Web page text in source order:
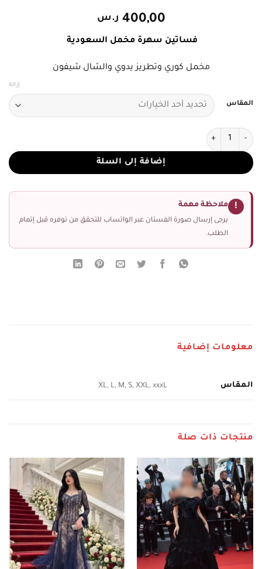
400,00 ر.س
فساتين سهرة مخمل السعودية
مخمل كوري وتطريز يدوي والشال شيفون
المقاس
إزالة
كمية فستان سهرة مخمل
إضافة إلى السلة
! ملاحظة مهمة
يرجى إرسال صورة الفستان عبر الواتساب للتحقق من توفره قبل إتمام
الطلب.
معلومات إضافية
المقاس XL, L, M, S, XXL, xxxL
منتجات ذات صلة